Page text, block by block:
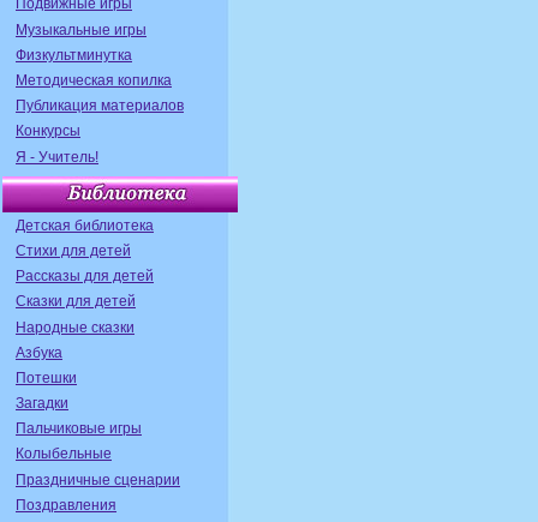
Подвижные игры
Музыкальные игры
Физкультминутка
Методическая копилка
Публикация материалов
Конкурсы
Я - Учитель!
Детская библиотека
Стихи для детей
Рассказы для детей
Сказки для детей
Народные сказки
Азбука
Потешки
Загадки
Пальчиковые игры
Колыбельные
Праздничные сценарии
Поздравления